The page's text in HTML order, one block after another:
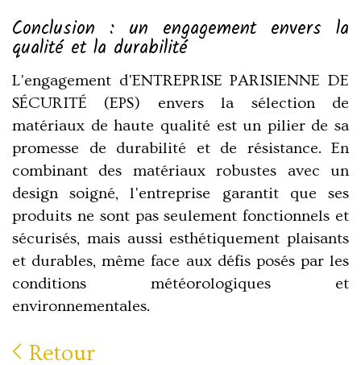
Conclusion : un engagement envers la
qualité et la durabilité
L'engagement d'ENTREPRISE PARISIENNE DE
SÉCURITÉ (EPS) envers la sélection de
matériaux de haute qualité est un pilier de sa
promesse de durabilité et de résistance. En
combinant des matériaux robustes avec un
design soigné, l'entreprise garantit que ses
produits ne sont pas seulement fonctionnels et
sécurisés, mais aussi esthétiquement plaisants
et durables, même face aux défis posés par les
conditions météorologiques et
environnementales.
Retour